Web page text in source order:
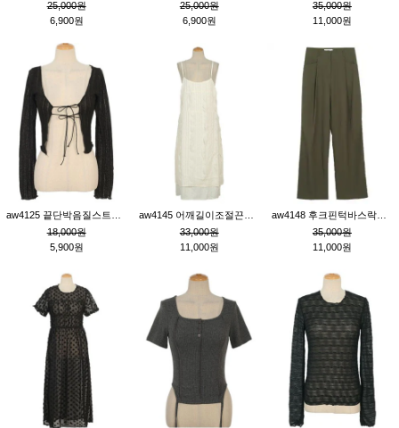
25,000원
6,900원
25,000원
6,900원
35,000원
11,000원
18,000원
5,900원
33,000원
11,000원
35,000원
11,000원